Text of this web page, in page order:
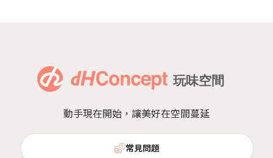
動手現在開始，讓美好在空間蔓延
常見問題